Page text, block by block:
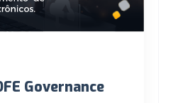
Governance